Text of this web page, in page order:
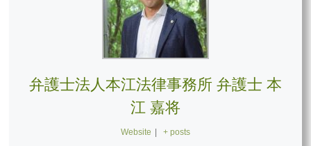
弁護士法人本江法律事務所 弁護士 本
江 嘉将
Website | + posts